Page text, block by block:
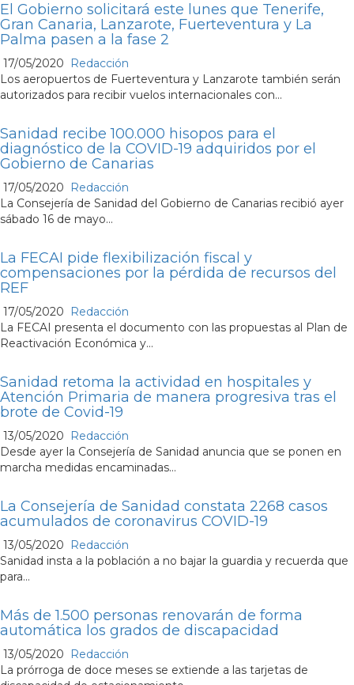
El Gobierno solicitará este lunes que Tenerife,
Gran Canaria, Lanzarote, Fuerteventura y La
Palma pasen a la fase 2
17/05/2020
Redacción
Los aeropuertos de Fuerteventura y Lanzarote también serán
autorizados para recibir vuelos internacionales con...
Sanidad recibe 100.000 hisopos para el
diagnóstico de la COVID-19 adquiridos por el
Gobierno de Canarias
17/05/2020
Redacción
La Consejería de Sanidad del Gobierno de Canarias recibió ayer
sábado 16 de mayo...
La FECAI pide flexibilización fiscal y
compensaciones por la pérdida de recursos del
REF
17/05/2020
Redacción
La FECAI presenta el documento con las propuestas al Plan de
Reactivación Económica y...
Sanidad retoma la actividad en hospitales y
Atención Primaria de manera progresiva tras el
brote de Covid-19
13/05/2020
Redacción
Desde ayer la Consejería de Sanidad anuncia que se ponen en
marcha medidas encaminadas...
La Consejería de Sanidad constata 2268 casos
acumulados de coronavirus COVID-19
13/05/2020
Redacción
Sanidad insta a la población a no bajar la guardia y recuerda que
para...
Más de 1.500 personas renovarán de forma
automática los grados de discapacidad
13/05/2020
Redacción
La prórroga de doce meses se extiende a las tarjetas de